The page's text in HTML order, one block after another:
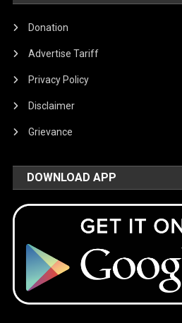
Donation
Advertise Tariff
Privacy Policy
Disclaimer
Grievance
DOWNLOAD APP